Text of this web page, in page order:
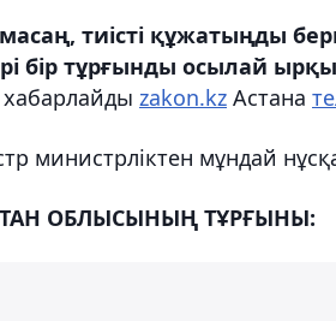
тиісті құжатыңды
бір тұрғынды осылай
zakon.kz Астана
министрліктен мұндай
ОБЛЫСЫНЫҢ ТҰРҒЫНЫ: